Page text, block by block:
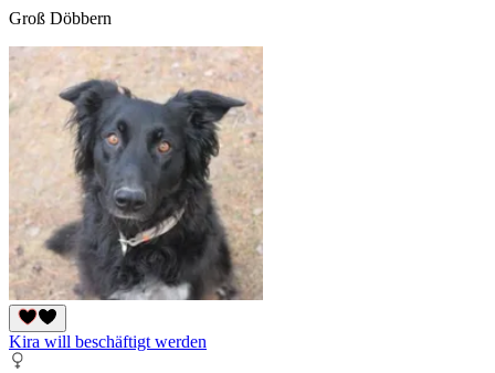
Groß Döbbern
Kira will beschäftigt werden